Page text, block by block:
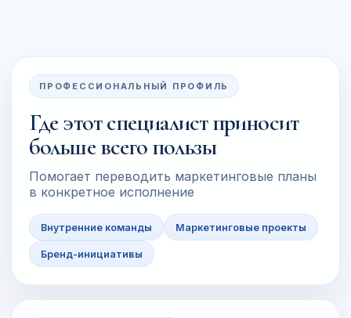
ПРОФЕССИОНАЛЬНЫЙ ПРОФИЛЬ
Где этот специалист приносит
больше всего пользы
Помогает переводить маркетинговые планы
в конкретное исполнение
Внутренние команды Маркетинговые проекты
Бренд-инициативы